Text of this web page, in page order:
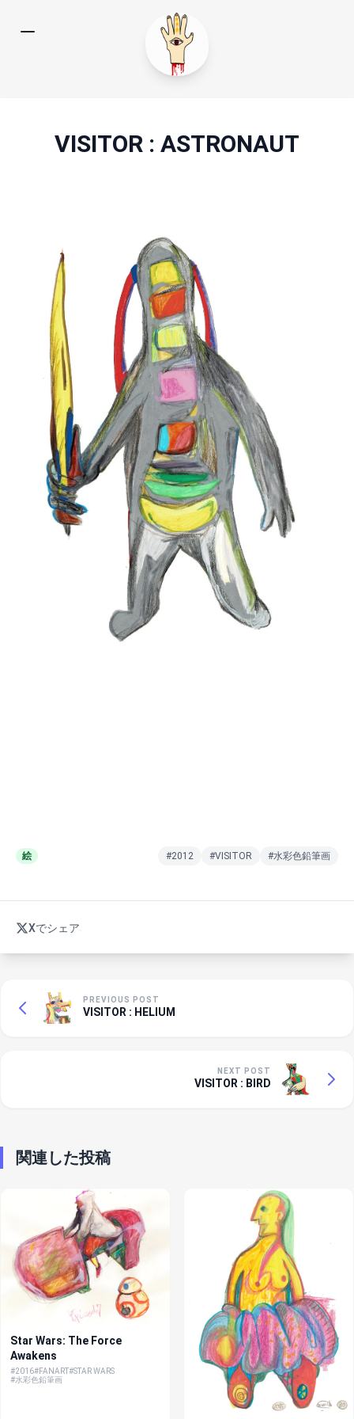
VISITOR : ASTRONAUT
絵 #2012 #VISITOR #水彩色鉛筆画
Xでシェア
PREVIOUS POST
VISITOR : HELIUM
NEXT POST
VISITOR : BIRD
関連した投稿
Star Wars: The Force
Awakens
#2016#FANART#STAR WARS
#水彩色鉛筆画